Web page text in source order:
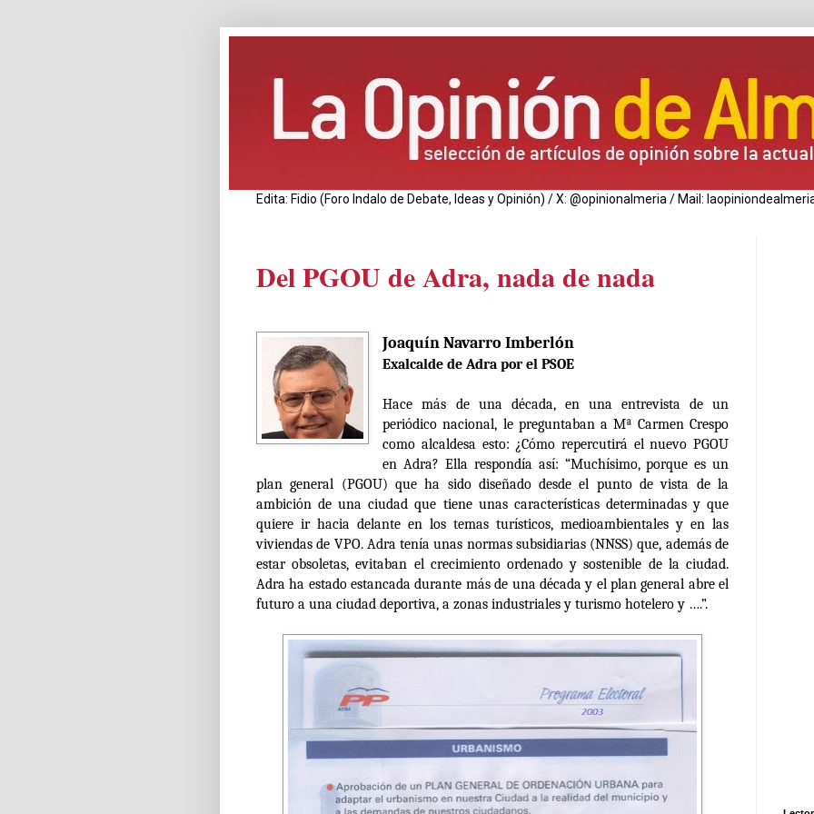
Edita: Fidio (Foro Indalo de Debate, Ideas y Opinión) / X: @opinionalmeria / Mail:
Del PGOU de Adra, nada de nada
Joaquín Navarro Imberlón
Exalcalde de Adra por el PSOE
Hace más de una década, en una entrevista de un
periódico nacional, le preguntaban a Mª Carmen Crespo
como alcaldesa esto: ¿Cómo repercutirá el nuevo PGOU
en Adra? Ella respondía así: “Muchísimo, porque es un
plan general (PGOU) que ha sido diseñado desde el punto de vista de la
ambición de una ciudad que tiene unas características determinadas y que
quiere ir hacia delante en los temas turísticos, medioambientales y en las
viviendas de VPO. Adra tenía unas normas subsidiarias (NNSS) que, además de
estarobsoletas, evitaban el crecimiento ordenado y sostenible de la ciudad.
Adra ha estadoestancada durante más de una década y el plan general abre el
futuro a una ciudad deportiva, a zonas industriales y turismo hoteleroy ….”.